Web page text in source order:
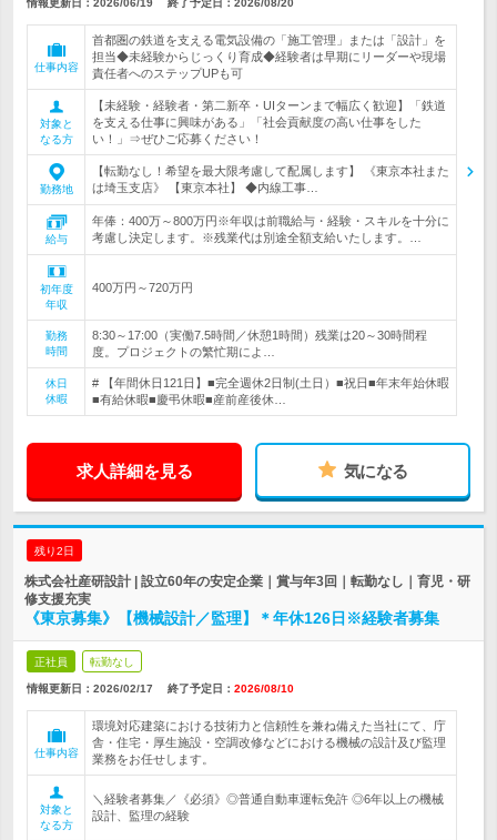
情報更新日：2026/06/19 終了予定日： 2026/08/20
仕事内容
首都圏の鉄道を支える電気設備の「施工管理」または「設計」を
担当◆未経験からじっくり育成◆経験者は早期にリーダーや現場
責任者へのステップUPも可
対象と
なる方
【未経験・経験者・第二新卒・UIターンまで幅広く歓迎】「鉄道
を支える仕事に興味がある」「社会貢献度の高い仕事をした
い！」⇒ぜひご応募ください！
勤務地
【転勤なし！希望を最大限考慮して配属します】 《東京本社また
は埼玉支店》 【東京本社】 ◆内線工事…
給与
年俸：400万～800万円※年収は前職給与・経験・スキルを十分に
考慮し決定します。※残業代は別途全額支給いたします。…
初年度
年収
400万円～720万円
勤務
時間
8:30～17:00（実働7.5時間／休憩1時間）残業は20～30時間程
度。プロジェクトの繁忙期によ…
休日
休暇
# 【年間休日121日】■完全週休2日制(土日）■祝日■年末年始休暇
■有給休暇■慶弔休暇■産前産後休…
求人詳細を見る 気になる
残り2日
株式会社産研設計 | 設立60年の安定企業｜賞与年3回｜転勤なし｜育児・研
修支援充実
《東京募集》【機械設計／監理】＊年休126日※経験者募集
正社員 転勤なし
情報更新日：2026/02/17 終了予定日： 2026/08/10
仕事内容
環境対応建築における技術力と信頼性を兼ね備えた当社にて、庁
舎・住宅・厚生施設・空調改修などにおける機械の設計及び監理
業務をお任せします。
対象と
なる方
＼経験者募集／《必須》◎普通自動車運転免許 ◎6年以上の機械
設計、監理の経験